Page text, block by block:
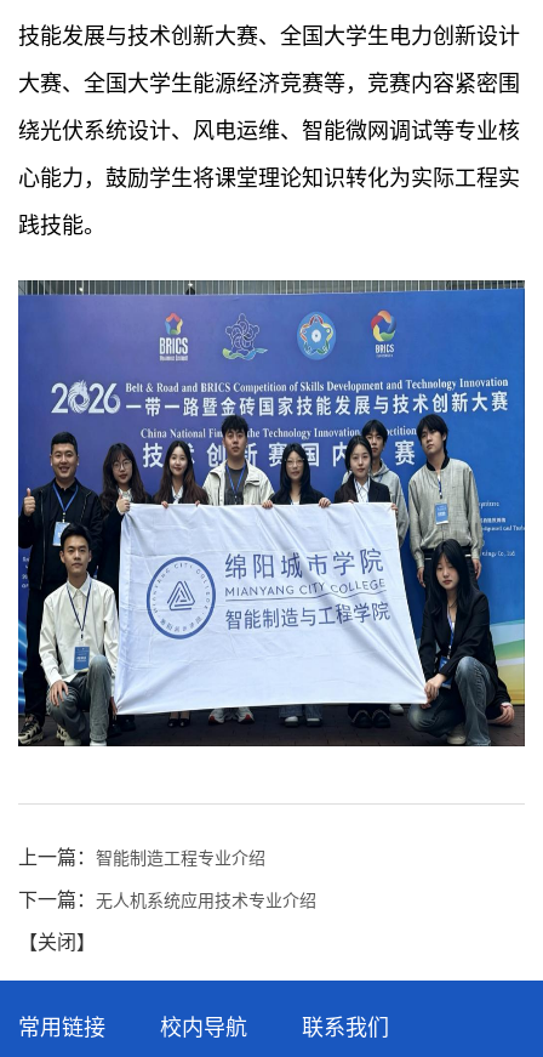
技能发展与技术创新大赛、全国大学生电力创新设计
大赛、全国大学生能源经济竞赛等，竞赛内容紧密围
绕光伏系统设计、风电运维、智能微网调试等专业核
心能力，鼓励学生将课堂理论知识转化为实际工程实
践技能。
上一篇： 智能制造工程专业介绍
下一篇： 无人机系统应用技术专业介绍
【关闭 】
常用链接 校内导航 联系我们